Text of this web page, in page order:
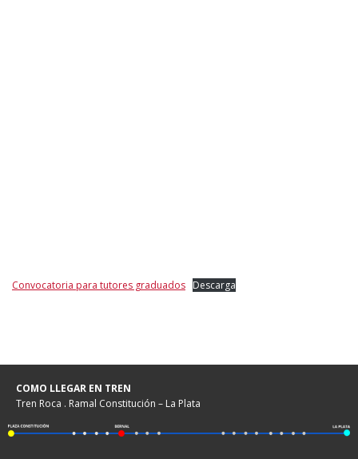
Convocatoria para tutores graduados Descarga
COMO LLEGAR EN TREN
Tren Roca . Ramal Constitución – La Plata